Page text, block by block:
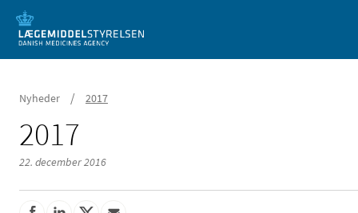
Mobil visning
Nyheder / 2017
2017
22. december 2016